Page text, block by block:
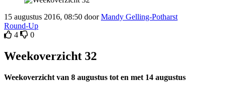
15 augustus 2016, 08:50 doorMandy Gelling-Potharst
Round-Up
4
0
Weekoverzicht 32
Weekoverzicht van 8 augustus tot en met 14 augustus